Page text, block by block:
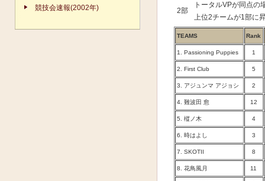
競技会速報(2002年) 2部
トータルVPが同点の
上位2チームが1部に
TEAMS Rank
1. Passioning Puppies 1
2. First Club 5
3. アジュンマ アジョシ 2
4. 難波田 愈 12
5. 樅ノ木 4
6. 時はよし 3
7. SKOTII 8
8. 花鳥風月 11